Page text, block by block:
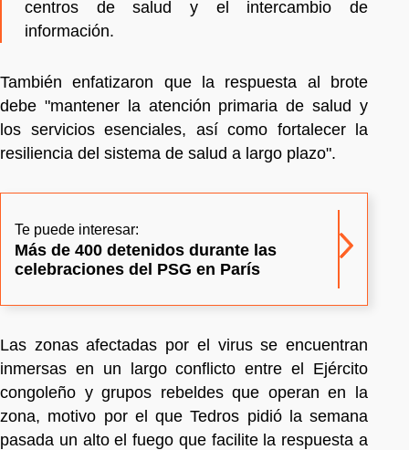
centros de salud y el intercambio de
información.
También enfatizaron que la respuesta al brote
debe "mantener la atención primaria de salud y
los servicios esenciales, así como fortalecer la
resiliencia del sistema de salud a largo plazo".
Te puede interesar:
Más de 400 detenidos durante las
celebraciones del PSG en París
Las zonas afectadas por el virus se encuentran
inmersas en un largo conflicto entre el Ejército
congoleño y grupos rebeldes que operan en la
zona, motivo por el que Tedros pidió la semana
pasada un alto el fuego que facilite la respuesta a